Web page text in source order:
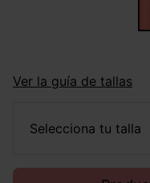
Ver la guía de tallas
selecciona tu talla